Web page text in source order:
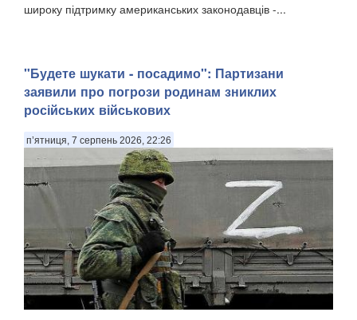
широку підтримку американських законодавців -...
"Будете шукати - посадимо": Партизани
заявили про погрози родинам зниклих
російських військових
п’ятниця, 7 серпень 2026, 22:26